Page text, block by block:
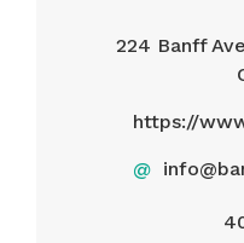
224 Banff
https://
@